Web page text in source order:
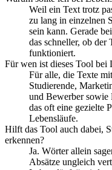
Weil ein Text trotz
zu lang in einzelnen
sein kann. Gerade
das schneller, ob der
funktioniert.
Für wen ist dieses Tool bei
Für alle, die Texte
Studierende,
und Bewerber sowie
das oft eine gezielte
Lebensläufe.
Hilft das Tool auch dabei,
erkennen?
Ja. Wörter allein
Absätze ungleich